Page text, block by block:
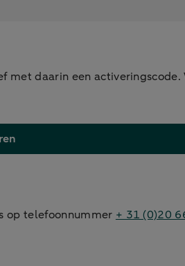
daarin een activeringscode.
op telefoonnummer + 31 (0)20